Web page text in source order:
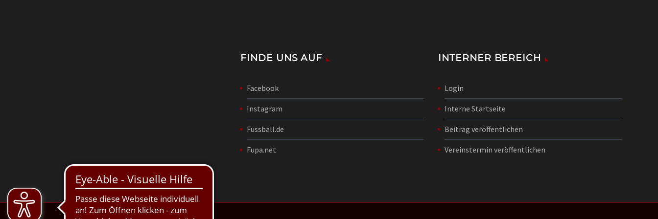
FINDE UNS AUF
Facebook
Instagram
Fussball.de
Fupa.net
INTERNER BEREICH
Login
Interne Startseite
Beitrag veröffentlichen
Vereinstermin veröffentlichen